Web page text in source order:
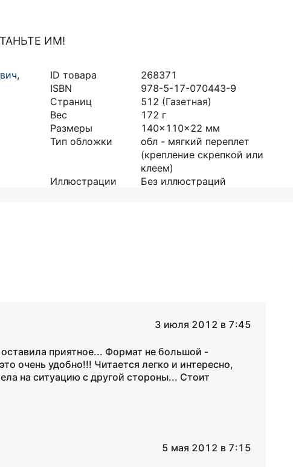
ИМ!
,
ID товара
268371
ISBN
978-5-17-070443-9
Страниц
512 (Газетная)
Вес
172 г
Размеры
140x110x22 мм
Тип обложки
обл - мягкий переплет
(крепление скрепкой или
клеем)
Иллюстрации
Без иллюстраций
3 июля 2012 в 7:45
приятное... Формат не большой -
очень удобно!!! Читается легко и интересно,
на ситуацию с другой стороны... Стоит
5 мая 2012 в 7:15